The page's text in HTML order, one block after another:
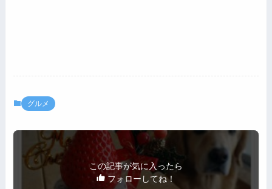
グルメ
この記事が気に入ったら
フォローしてね！